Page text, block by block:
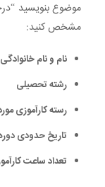
موضوع بنویسید
مشخص کنید:
نام و نام خانوادگی
رشته تحصیلی
رسته کارآموزی
تاریخ حدودی
تعداد ساعت